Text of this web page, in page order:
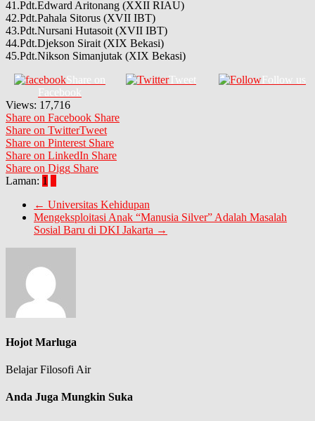
41.Pdt.Edward Aritonang (XXII RIAU)
42.Pdt.Pahala Sitorus (XVII IBT)
43.Pdt.Nursani Hutasoit (XVII IBT)
44.Pdt.Djekson Sirait (XIX Bekasi)
45.Pdt.Nikson Simanjutak (XIX Bekasi)
Share on
Facebook
Tweet Follow us
Views: 17,716
Share on Facebook Share
Share on TwitterTweet
Share on Pinterest Share
Share on LinkedIn Share
Share on Digg Share
Laman: 1
← Universitas Kehidupan
Mengeksploitasi Anak “Manusia Silver” Adalah Masalah
Sosial Baru di DKI Jakarta →
Hojot Marluga
Belajar Filosofi Air
Anda Juga Mungkin Suka